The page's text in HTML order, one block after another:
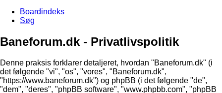
Boardindeks
Søg
Baneforum.dk - Privatlivspolitik
Denne praksis forklarer detaljeret, hvordan "Baneforum.dk" (i
det følgende "vi", "os", "vores", "Baneforum.dk",
"https://www.baneforum.dk") og phpBB (i det følgende "de",
"dem", "deres", "phpBB software", "www.phpbb.com", "phpBB